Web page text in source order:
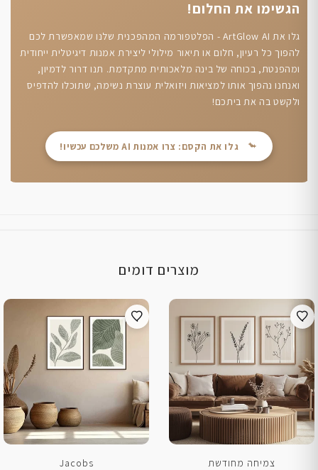
הגשימו את החלום!
גלו את ArtGlow AI - הפלטפורמה המהפכנית שלנו שמאפשרת לכם
להפוך כל רעיון, חלום או תיאור מילולי ליצירת אמנות דיגיטלית ייחודית
ומהפנטת, בכוחה של בינה מלאכותית מתקדמת. תנו דרור לדמיון,
ואנחנו נהפוך אותו למציאות ויזואלית עוצרת נשימה, שתוכלו להדפיס
ולקשט בה את ביתכם!
גלו את הקסם: צרו אמנות AI משלכם עכשיו!
מוצרים דומים
צמיחה מחודשת
Jacobs